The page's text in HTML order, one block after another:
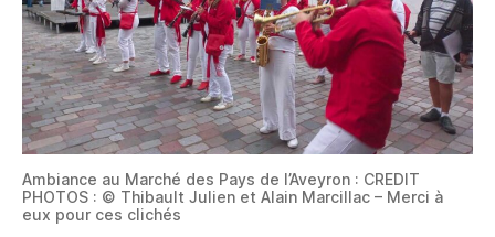
Ambiance au Marché des Pays de l’Aveyron : CREDIT
PHOTOS : © Thibault Julien et Alain Marcillac – Merci à
eux pour ces clichés